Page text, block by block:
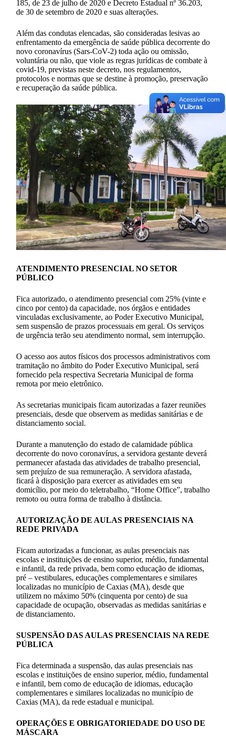
185, de 23 de julho de 2020 e Decreto Estadual nº 36.203,
de 30 de setembro de 2020 e suas alterações.
Além das condutas elencadas, são consideradas lesivas ao
enfrentamento da emergência de saúde pública decorrente do
novo coronavírus (Sars-CoV-2) toda ação ou omissão,
voluntária ou não, que viole as regras jurídicas de combate à
covid-19, previstas neste decreto, nos regulamentos,
protocolos e normas que se destine à promoção, preservação
e recuperação da saúde pública.
ATENDIMENTO PRESENCIAL NO SETOR
PÚBLICO
Fica autorizado, o atendimento presencial com 25% (vinte e
cinco por cento) da capacidade, nos órgãos e entidades
vinculadas exclusivamente, ao Poder Executivo Municipal,
sem suspensão de prazos processuais em geral. Os serviços
de urgência terão seu atendimento normal, sem interrupção.
O acesso aos autos físicos dos processos administrativos com
tramitação no âmbito do Poder Executivo Municipal, será
fornecido pela respectiva Secretaria Municipal de forma
remota por meio eletrônico.
As secretarias municipais ficam autorizadas a fazer reuniões
presenciais, desde que observem as medidas sanitárias e de
distanciamento social.
Durante a manutenção do estado de calamidade pública
decorrente do novo coronavírus, a servidora gestante deverá
permanecer afastada das atividades de trabalho presencial,
sem prejuízo de sua remuneração. A servidora afastada,
ficará à disposição para exercer as atividades em seu
domicílio, por meio do teletrabalho, “Home Office”, trabalho
remoto ou outra forma de trabalho à distância.
AUTORIZAÇÃO DE AULAS PRESENCIAIS NA
REDE PRIVADA
Ficam autorizadas a funcionar, as aulas presenciais nas
escolas e instituições de ensino superior, médio, fundamental
e infantil, da rede privada, bem como educação de idiomas,
pré – vestibulares, educações complementares e similares
localizadas no município de Caxias (MA), desde que
utilizem no máximo 50% (cinquenta por cento) de sua
capacidade de ocupação, observadas as medidas sanitárias e
de distanciamento.
SUSPENSÃO DAS AULAS PRESENCIAIS NA REDE
PÚBLICA
Fica determinada a suspensão, das aulas presenciais nas
escolas e instituições de ensino superior, médio, fundamental
e infantil, bem como de educação de idiomas, educação
complementares e similares localizadas no município de
Caxias (MA), da rede estadual e municipal.
OPERAÇÕES E OBRIGATORIEDADE DO USO DE
MÁSCARA